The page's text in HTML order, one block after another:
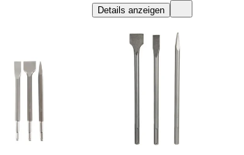
Details anzeigen